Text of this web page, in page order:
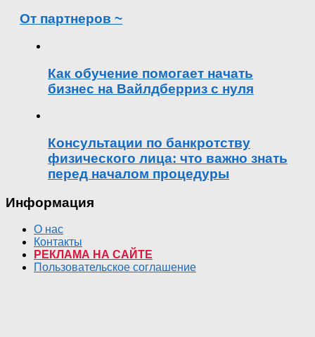
От партнеров ~
Как обучение помогает начать
бизнес на Вайлдберриз с нуля
Консультации по банкротству
физического лица: что важно знать
перед началом процедуры
Информация
О нас
Контакты
РЕКЛАМА НА САЙТЕ
Пользовательское соглашение